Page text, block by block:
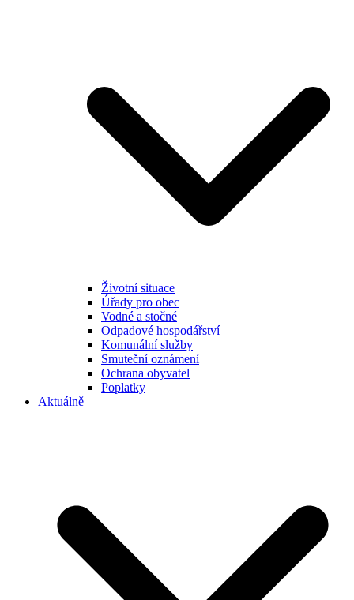
Životní situace
Úřady pro obec
Vodné a stočné
Odpadové hospodářství
Komunální služby
Smuteční oznámení
Ochrana obyvatel
Poplatky
Aktuálně